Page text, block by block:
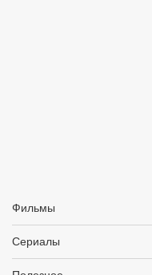
Фильмы
Сериалы